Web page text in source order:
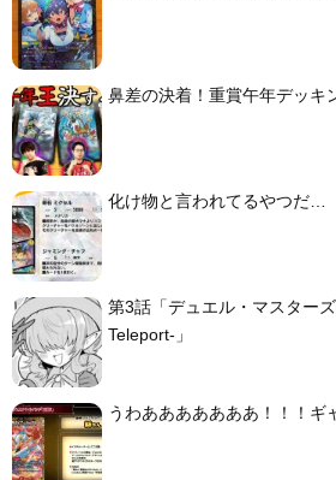
鼻差の決着！重賞午年デッキ
化け物と言われてるやつだ…
第3話「デュエル・マスター
Teleport-」
うわあああああああ！！！ギ